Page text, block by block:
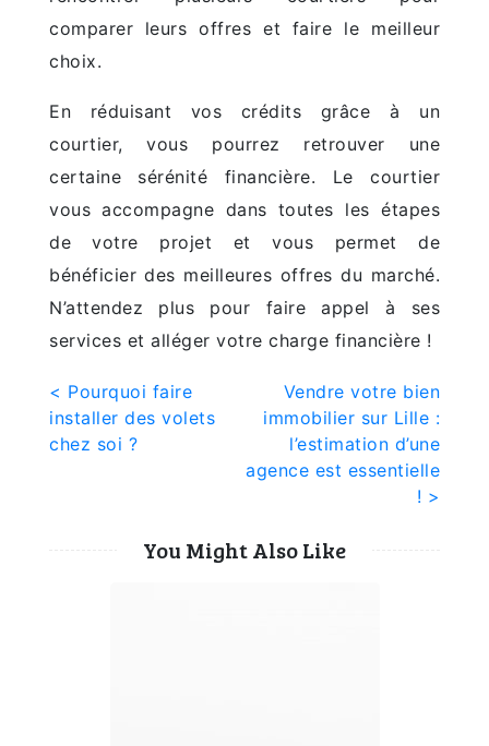
comparer leurs offres et faire le meilleur
choix.
En réduisant vos crédits grâce à un
courtier, vous pourrez retrouver une
certaine sérénité financière. Le courtier
vous accompagne dans toutes les étapes
de votre projet et vous permet de
bénéficier des meilleures offres du marché.
N’attendez plus pour faire appel à ses
services et alléger votre charge financière !
Navigation
< Pourquoi faire
installer des volets
chez soi ?
Vendre votre bien
immobilier sur Lille :
l’estimation d’une
agence est essentielle
! >
You Might Also Like